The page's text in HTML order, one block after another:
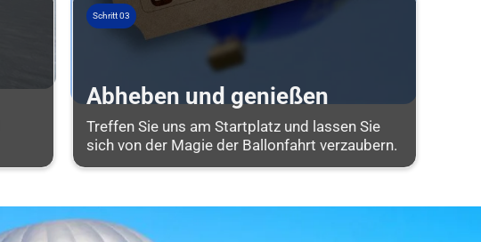
Schritt 03
Abheben und genießen
Treffen Sie uns am Startplatz und lassen Sie
sich von der Magie der Ballonfahrt verzaubern.